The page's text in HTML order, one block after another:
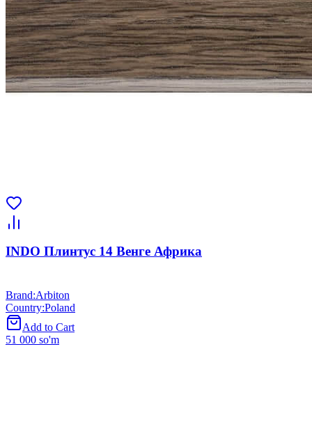
INDO Плинтус 14 Венге Африка
Brand:Arbiton
Country:Poland
Add to Cart
51 000 so'm